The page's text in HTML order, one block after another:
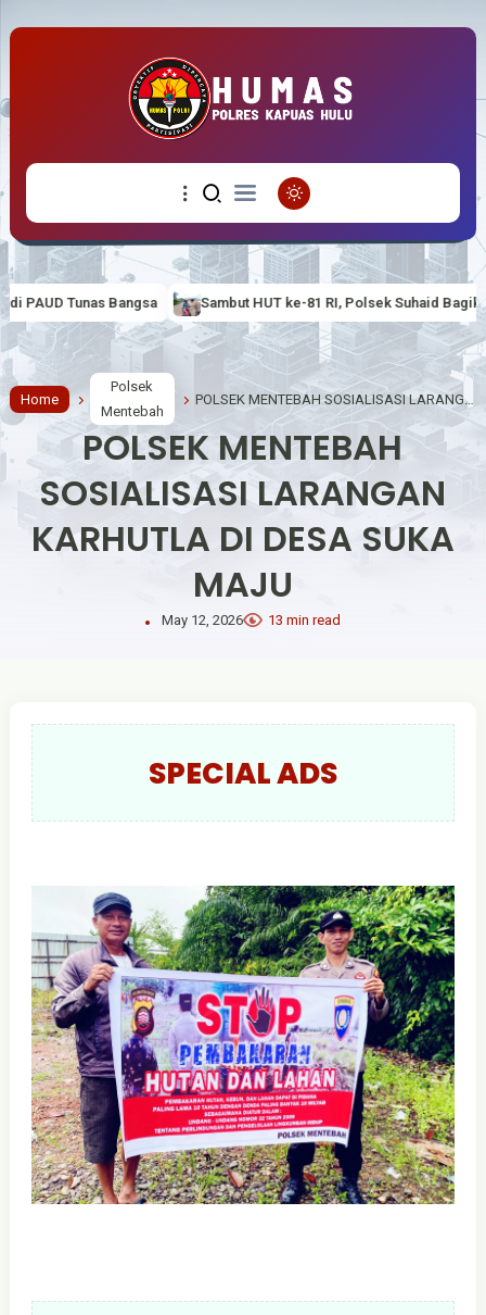
Sambut HUT ke-81 RI, Polsek Suhaid Bagikan Bendera Merah
Home
Polsek
Mentebah
POLSEK MENTEBAH SOSIALISASI LARANGAN KARHUTLA DI DESA SUKA MAJU
POLSEK MENTEBAH
SOSIALISASI LARANGAN
KARHUTLA DI DESA SUKA
MAJU
May 12, 2026 13 min read
SPECIAL ADS